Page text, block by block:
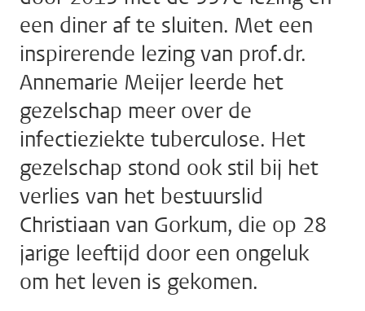
een diner af te sluiten. Met een
inspirerende lezing van prof.dr.
Annemarie Meijer leerde het
gezelschap meer over de
infectieziekte tuberculose. Het
gezelschap stond ook stil bij het
verlies van het bestuurslid
Christiaan van Gorkum, die op 28
jarige leeftijd door een ongeluk
om het leven is gekomen.